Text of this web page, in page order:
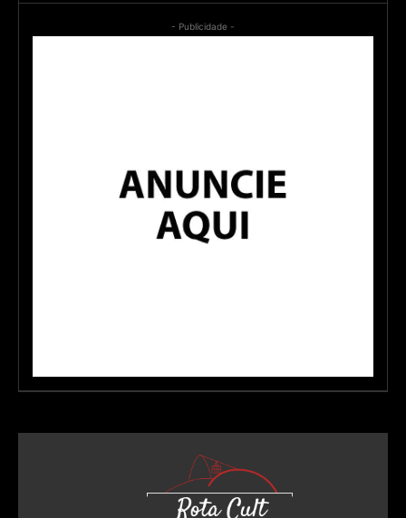
- Publicidade -